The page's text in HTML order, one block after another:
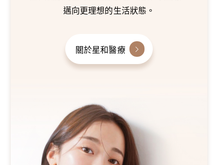
邁向更理想的生活狀態。
關於星和醫療